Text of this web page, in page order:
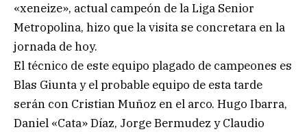
«xeneize», actual campeón de la Liga Senior
Metropolina, hizo que la visita se concretara en la
jornada de hoy.
El técnico de este equipo plagado de campeones es
Blas Giunta y el probable equipo de esta tarde
serán con Cristian Muñoz en el arco. Hugo Ibarra,
Daniel «Cata» Díaz, Jorge Bermudez y Claudio